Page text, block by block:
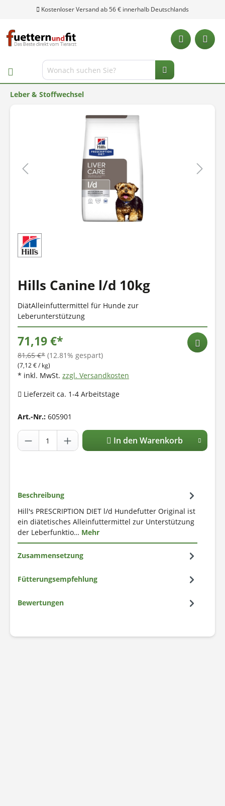
Kostenloser Versand ab 56 € innerhalb Deutschlands
Leber & Stoffwechsel
Hills Canine l/d 10kg
DiätAlleinfuttermittel für Hunde zur
Leberunterstützung
71,19 €*
81,65 €* (12.81% gespart)
(7,12 € / kg)
* inkl. MwSt. zzgl. Versandkosten
Lieferzeit ca. 1-4 Arbeitstage
Art.-Nr.: 605901
In den Warenkorb
Beschreibung
Hill's PRESCRIPTION DIET l/d Hundefutter Original ist
ein diätetisches Alleinfuttermittel zur Unterstützung
der Leberfunktio… Mehr
Zusammensetzung
Fütterungsempfehlung
Bewertungen